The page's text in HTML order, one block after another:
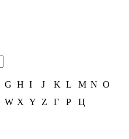
G H I J K L M N O
W X Y Z Г Р Ц